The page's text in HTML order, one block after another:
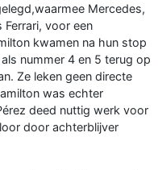
Mercedes,
Ferrari, voor een
kwamen na hun stop
nummer 4 en 5 terug op
Ze leken geen directe
was echter
deed nuttig werk voor
door achterblijver